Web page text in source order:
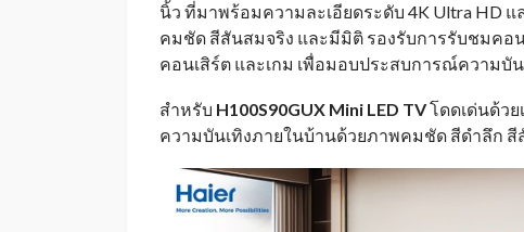
นิ้ว ที่มาพร้อมความละเอียดระดับ 4K Ultra HD
คมชัด สีสันสมจริง และมีมิติ รองรับการรับชมคอ
คอนเสิร์ต และเกม เพื่อมอบประสบการณ์ความบั
สำหรับ H100S90GUX Mini LED TVโดดเด่นด้วย
ความบันเทิงภายในบ้านด้วยภาพคมชัด สีดำลึก